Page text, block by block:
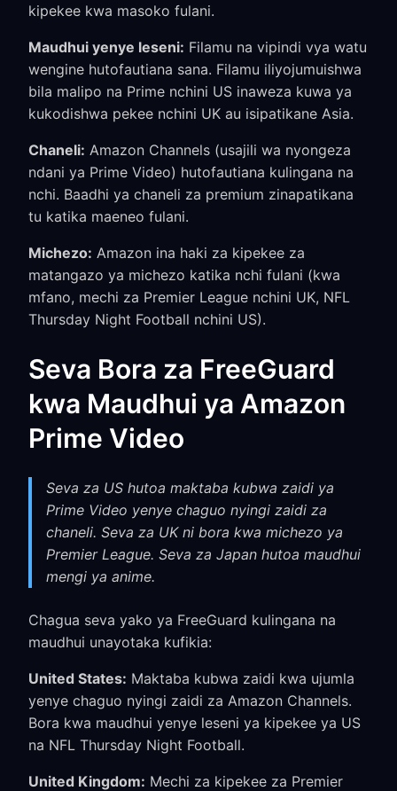
kipekee kwa masoko fulani.
Maudhui yenye leseni: Filamu na vipindi vya watu
wengine hutofautiana sana. Filamu iliyojumuishwa
bila malipo na Prime nchini US inaweza kuwa ya
kukodishwa pekee nchini UK au isipatikane Asia.
Chaneli: Amazon Channels (usajili wa nyongeza
ndani ya Prime Video) hutofautiana kulingana na
nchi. Baadhi ya chaneli za premium zinapatikana
tu katika maeneo fulani.
Michezo: Amazon ina haki za kipekee za
matangazo ya michezo katika nchi fulani (kwa
mfano, mechi za Premier League nchini UK, NFL
Thursday Night Football nchini US).
Seva Bora za FreeGuard
kwa Maudhui ya Amazon
Prime Video
Seva za US hutoa maktaba kubwa zaidi ya
Prime Video yenye chaguo nyingi zaidi za
chaneli. Seva za UK ni bora kwa michezo ya
Premier League. Seva za Japan hutoa maudhui
mengi ya anime.
Chagua seva yako ya FreeGuard kulingana na
maudhui unayotaka kufikia:
United States: Maktaba kubwa zaidi kwa ujumla
yenye chaguo nyingi zaidi za Amazon Channels.
Bora kwa maudhui yenye leseni ya kipekee ya US
na NFL Thursday Night Football.
United Kingdom: Mechi za kipekee za Premier